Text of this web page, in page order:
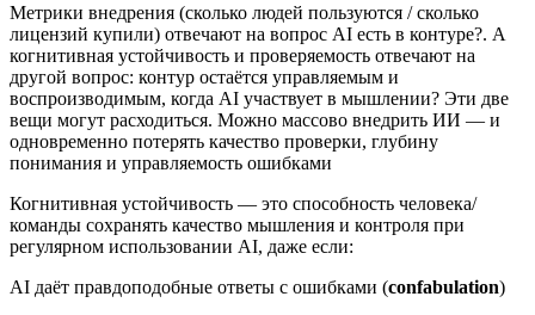
Метрики внедрения (сколько людей пользуются / сколько
лицензий купили) отвечают на вопрос AI есть в контуре?. А
когнитивная устойчивость и проверяемость отвечают на
другой вопрос: контур остаётся управляемым и
воспроизводимым, когда AI участвует в мышлении? Эти две
вещи могут расходиться. Можно массово внедрить ИИ — и
одновременно потерять качество проверки, глубину
понимания и управляемость ошибками
Когнитивная устойчивость — это способность человека/
команды сохранять качество мышления и контроля при
регулярном использовании AI, даже если:
AI даёт правдоподобные ответы с ошибками (confabulation)